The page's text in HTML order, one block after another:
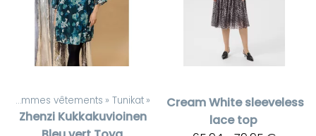
Pour femmes vêtements ‪» Tunikat ‪»
Zhenzi Kukkakuvioinen
CreamWhite sleeveless
lace top